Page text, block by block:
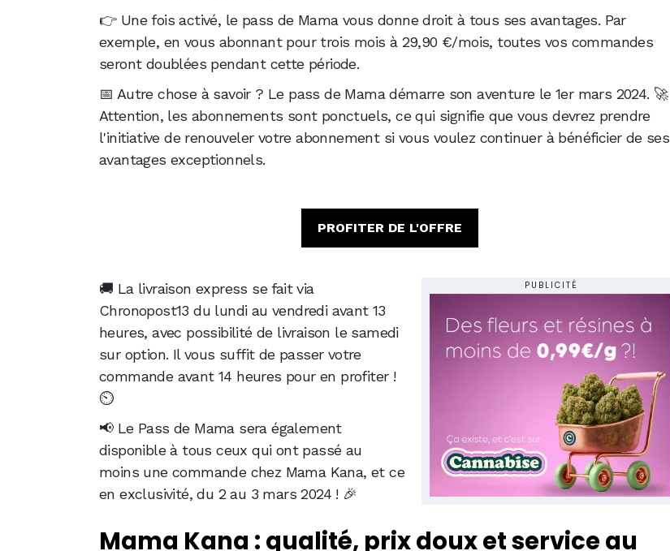
👉 Une fois activé, le pass de Mama vous donne droit à tous ses avantages. Par
exemple, en vous abonnant pour trois mois à 29,90 €/mois, toutes vos commandes
seront doublées pendant cette période.
📅 Autre chose à savoir ? Le pass de Mama démarre son aventure le 1er mars 2024. 🚀
Attention, les abonnements sont ponctuels, ce qui signifie que vous devrez prendre
l'initiative de renouveler votre abonnement si vous voulez continuer à bénéficier de ses
avantages exceptionnels.
PROFITER DE L'OFFRE
PUBLICITÉ
🚚 La livraison express se fait via
Chronopost13 du lundi au vendredi avant 13
heures, avec possibilité de livraison le samedi
sur option. Il vous suffit de passer votre
commande avant 14 heures pour en profiter !
⏲️
📢 Le Pass de Mama sera également
disponible à tous ceux qui ont passé au
moins une commande chez Mama Kana, et ce
en exclusivité, du 2 au 3 mars 2024 ! 🎉
Mama Kana : qualité, prix doux et service au